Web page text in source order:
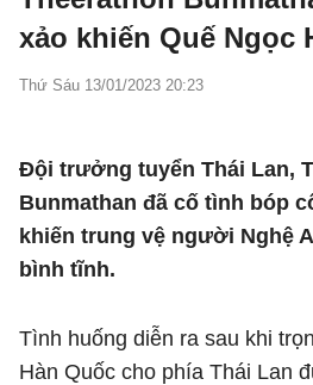
xảo khiến Quế Ngọc
Thứ Sáu 13/01/2023 20:23
Đội trưởng tuyển Thái Lan,
Bunmathan đã cố tình bóp
khiến trung vệ người Nghệ
bình tĩnh.
Tình huống diễn ra sau khi
Hàn Quốc cho phía Thái Lan